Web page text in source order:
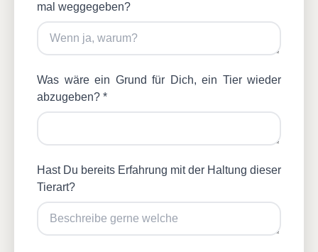
mal weggegeben?
Was wäre ein Grund für Dich, ein Tier wieder
abzugeben? *
Hast Du bereits Erfahrung mit der Haltung dieser
Tierart?